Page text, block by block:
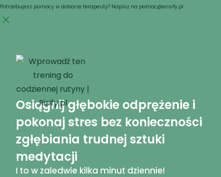
Potrzebujesz pomocy w doborze terapeuty? Napisz na pomoc@erisify.pl
Skip
to
Osiągnij głębokie odprężenie i
pokonaj stres bez konieczności
zgłębiania trudnej sztuki
medytacji
I to w zaledwie kilka minut dziennie!